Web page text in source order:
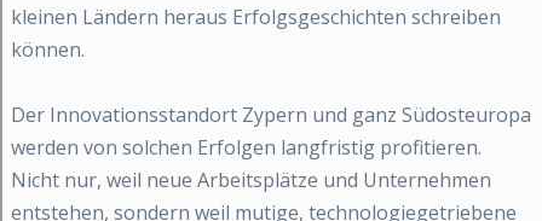
kleinen Ländern heraus Erfolgsgeschichten schreiben
können.
Der Innovationsstandort Zypern und ganz Südosteuropa
werden von solchen Erfolgen langfristig profitieren.
Nicht nur, weil neue Arbeitsplätze und Unternehmen
entstehen, sondern weil mutige, technologiegetriebene